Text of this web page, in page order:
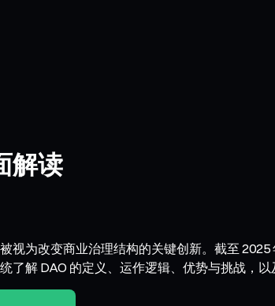
解读
为改变商业治理结构的关键创新。截至
解 DAO 的定义、运作逻辑、优势与挑战，以